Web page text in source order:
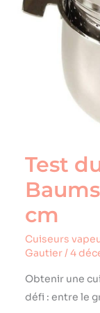
Test
cm
Cuiseurs
Gautier/4
Obtenir une
défi : entre le